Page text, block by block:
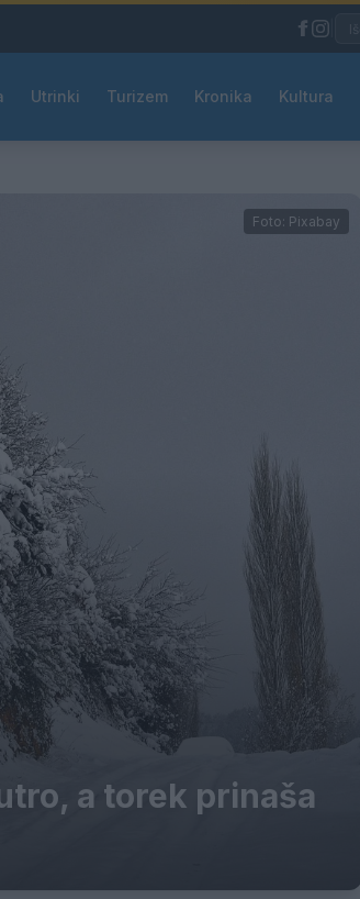
Utrinki Turizem Kronika Kultura
Foto: Pixabay
a torek prinaša